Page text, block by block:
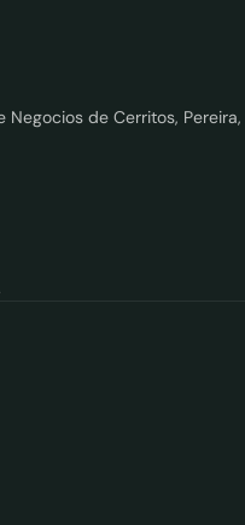
Negocios de Cerritos, Pereira,